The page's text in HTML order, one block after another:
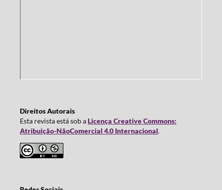
Direitos Autorais
Esta revista está sob aLicença Creative Commons:
Atribuição-NãoComercial 4.0 Internacional.